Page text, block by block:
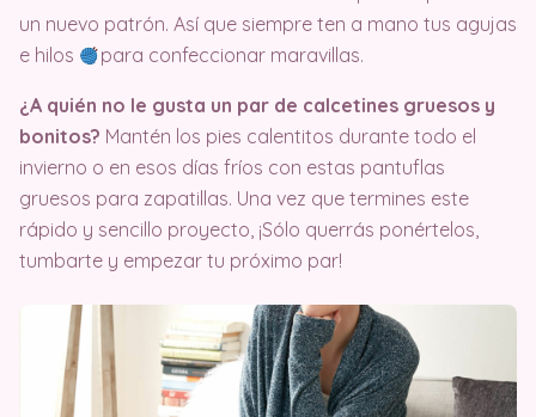
un nuevo patrón. Así que siempre ten a mano tus agujas
e hilos
para confeccionar maravillas.
¿A quién no le gusta un par de calcetines gruesos y
bonitos? Mantén los pies calentitos durante todo el
invierno o en esos días fríos con estas pantuflas
gruesos para zapatillas. Una vez que termines este
rápido y sencillo proyecto, ¡Sólo querrás ponértelos,
tumbarte y empezar tu próximo par!